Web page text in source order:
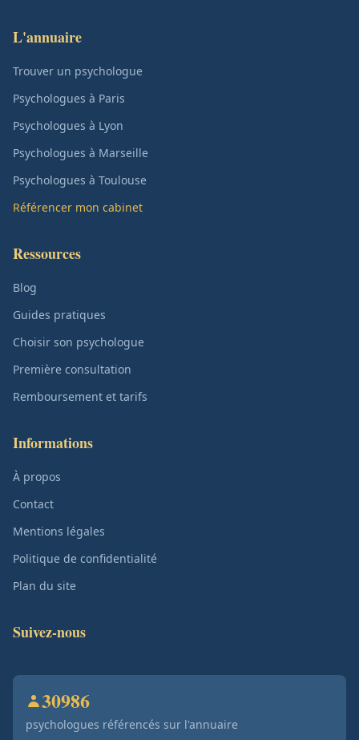
L'annuaire
Trouver un psychologue
Psychologues à Paris
Psychologues à Lyon
Psychologues à Marseille
Psychologues à Toulouse
Référencer mon cabinet
Ressources
Blog
Guides pratiques
Choisir son psychologue
Première consultation
Remboursement et tarifs
Informations
À propos
Contact
Mentions légales
Politique de confidentialité
Plan du site
Suivez-nous
30986
psychologues référencés sur l'annuaire